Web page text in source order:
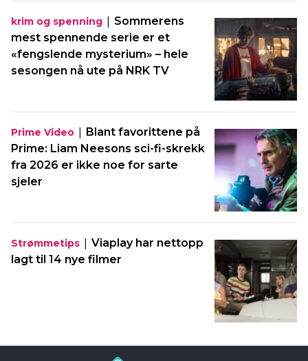
krim og spenning | Sommerens
mest spennende serie er et
«fengslende mysterium» – hele
sesongen nå ute på NRK TV
Prime Video | Blant favorittene på
Prime: Liam Neesons sci-fi-skrekk
fra 2026 er ikke noe for sarte
sjeler
Strømmetips | Viaplay har nettopp
lagt til 14 nye filmer